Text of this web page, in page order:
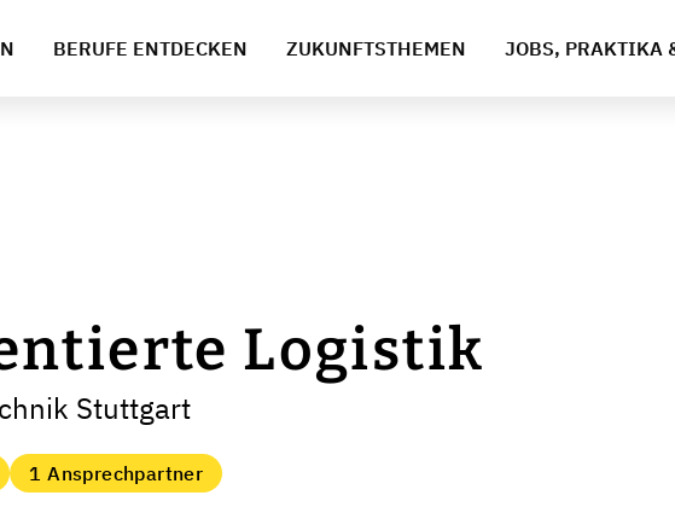
BERUFE ENTDECKEN ZUKUNFTSTHEMEN JOBS, PRAKTIKA
Logistik
Stuttgart
1 Ansprechpartner